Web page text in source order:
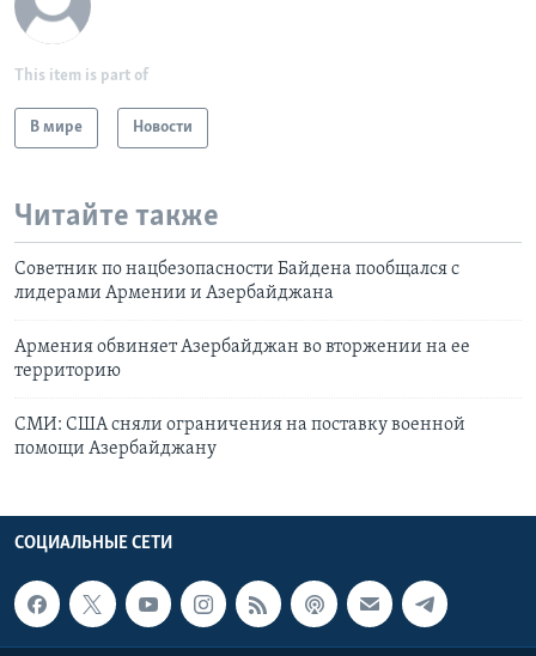
This item is part of
В мире Новости
Читайте также
Советник по нацбезопасности Байдена пообщался с
лидерами Армении и Азербайджана
Армения обвиняет Азербайджан во вторжении на ее
территорию
СМИ: США сняли ограничения на поставку военной
помощи Азербайджану
СОЦИАЛЬНЫЕ СЕТИ